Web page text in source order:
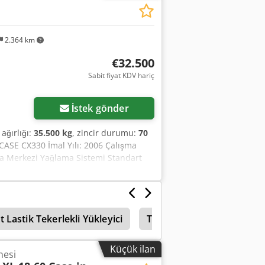
ile
2.364 km
€32.500
Sabit fiyat KDV hariç
İstek gönder
35.500 kg, zincir durumu: 70
CX330 İmal Yılı: 2006 Çalışma
Merkezi Yağlama Sistemi Standart
OQ80 1 adet Kepçe – 800 mm
yaklaşık %70 oranında
CE sertifikası Taşıma Boyutları:
Lastik Tekerlekli Yükleyici Tricera Lastik Tekerlekli
Küçük ilan